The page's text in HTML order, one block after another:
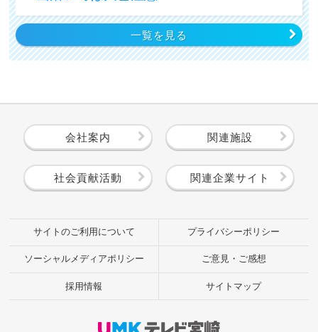
一覧を見る
会社案内 関連施設
社会貢献活動 関連企業サイト
サイトのご利用について プライバシーポリシー
ソーシャルメディアポリシー ご意見・ご感想
採用情報 サイトマップ